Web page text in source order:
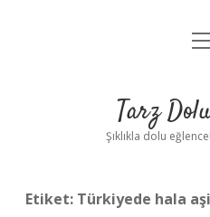
Yasal
Tarz
Şıklıkla dolu
Etiket: Türkiyede hala